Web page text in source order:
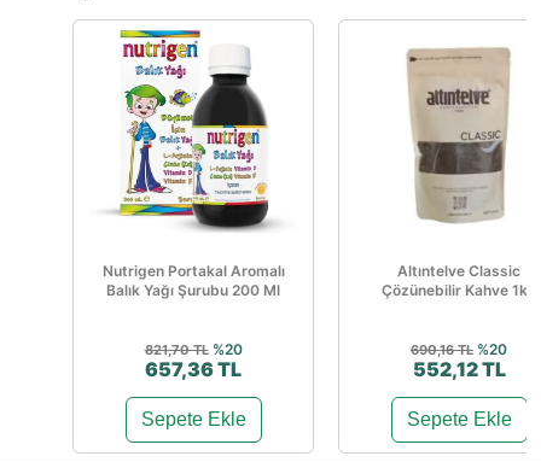
Nutrigen Portakal Aromalı
Balık Yağı Şurubu 200 Ml
821,70 TL %20
657,36 TL
Sepete Ekle
Altıntelve Classic
Çözünebilir Kahve 1kg
690,16 TL %20
552,12 TL
Sepete Ekle